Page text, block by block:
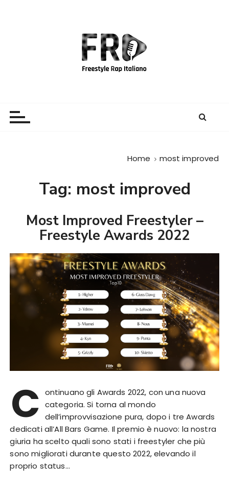
Home most improved
Tag: most improved
Most Improved Freestyler –
Freestyle Awards 2022
C ontinuano gli Awards 2022, con una nuova
categoria. Si torna al mondo
dell’improvvisazione pura, dopo i tre Awards
dedicati all’All Bars Game. Il premio è nuovo: la nostra
giuria ha scelto quali sono stati i freestyler che più
sono migliorati durante questo 2022, elevando il
proprio status…